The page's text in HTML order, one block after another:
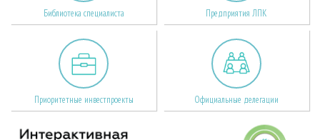
Библиотека специалиста Предприятия ЛПК
Приоритетные инвестпроекты Официальные делегации